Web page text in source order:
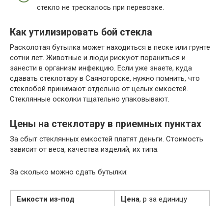
стекло не трескалось при перевозке.
Как утилизировать бой стекла
Расколотая бутылка может находиться в песке или грунте
сотни лет. Животные и люди рискуют пораниться и
занести в организм инфекцию. Если уже знаете, куда
сдавать стеклотару в Саяногорске, нужно помнить, что
стеклобой принимают отдельно от целых емкостей.
Стеклянные осколки тщательно упаковывают.
Цены на стеклотару в приемных пунктах
За сбыт стеклянных емкостей платят деньги. Стоимость
зависит от веса, качества изделий, их типа.
За сколько можно сдать бутылки:
Емкости из-под Цена, р за единицу